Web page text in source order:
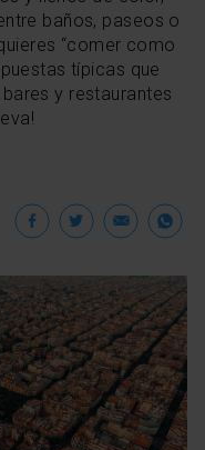
baños, paseos o
“comer como
típicas que
y restaurantes
Facebook
Twitter